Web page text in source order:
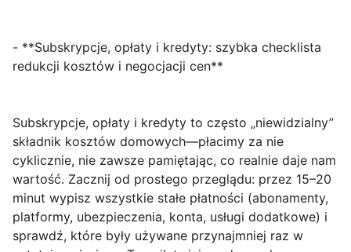
- **Subskrypcje, opłaty i kredyty: szybka checklista
redukcji kosztów i negocjacji cen**
Subskrypcje, opłaty i kredyty to często „niewidzialny”
składnik kosztów domowych—płacimy za nie
cyklicznie, nie zawsze pamiętając, co realnie daje nam
wartość. Zacznij od prostego przeglądu: przez 15–20
minut wypisz wszystkie stałe płatności (abonamenty,
platformy, ubezpieczenia, konta, usługi dodatkowe) i
sprawdź, które były używane przynajmniej raz w